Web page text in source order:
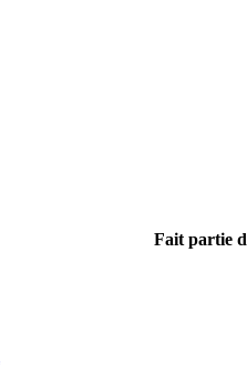
Fait partie